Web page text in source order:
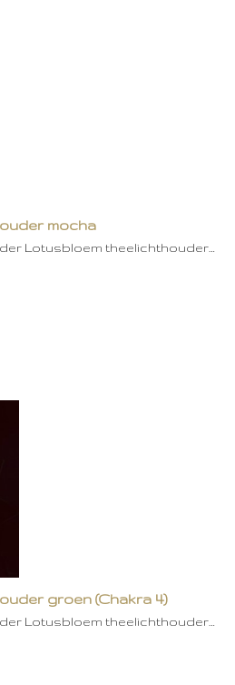
mocha
Lotusbloem theelichthouder…
groen (Chakra 4)
Lotusbloem theelichthouder…